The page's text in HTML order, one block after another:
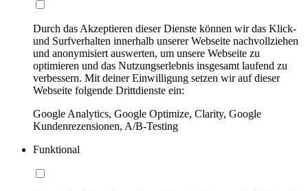
Durch das Akzeptieren dieser Dienste können wir das Klick-
und Surfverhalten innerhalb unserer Webseite nachvollziehen
und anonymisiert auswerten, um unsere Webseite zu
optimieren und das Nutzungserlebnis insgesamt laufend zu
verbessern. Mit deiner Einwilligung setzen wir auf dieser
Webseite folgende Drittdienste ein:
Google Analytics, Google Optimize, Clarity, Google
Kundenrezensionen, A/B-Testing
Funktional